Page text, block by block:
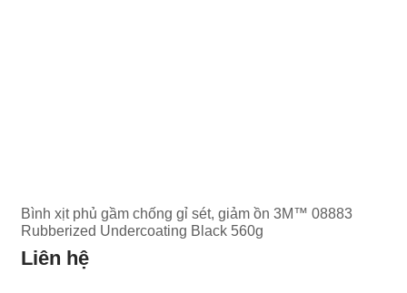
Bình xịt phủ gầm chống gỉ sét, giảm ồn 3M™ 08883
Rubberized Undercoating Black 560g
Liên hệ